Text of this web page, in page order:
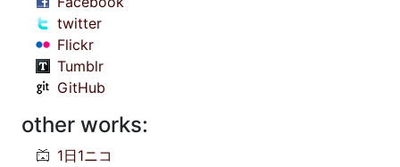
twitter
Flickr
Tumblr
GitHub
other works:
1日1ニコ